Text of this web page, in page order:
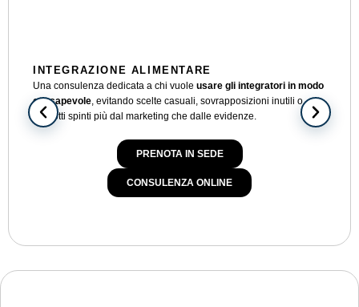
INTEGRAZIONE ALIMENTARE
Una consulenza dedicata a chi vuole usare gli integratori in modo
consapevole, evitando scelte casuali, sovrapposizioni inutili o
prodotti spinti più dal marketing che dalle evidenze.
PRENOTA IN SEDE
CONSULENZA ONLINE